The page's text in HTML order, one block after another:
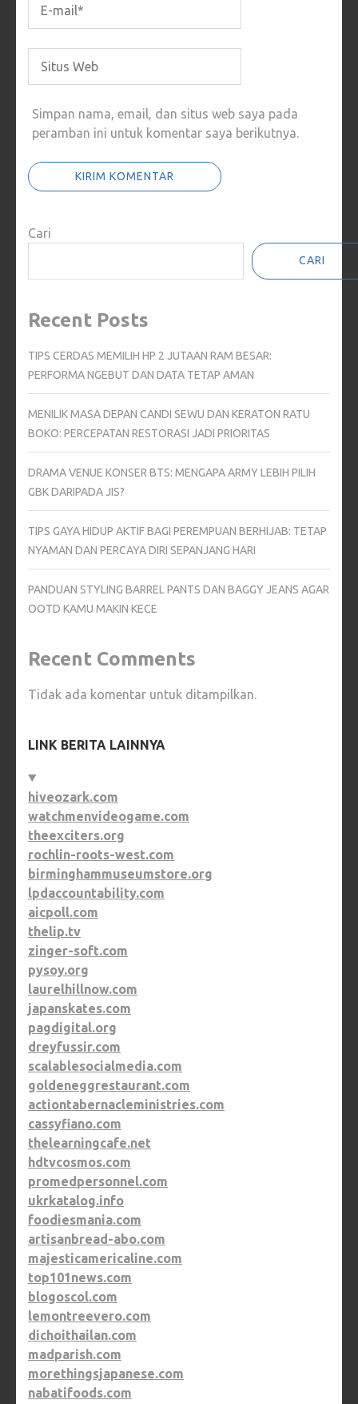
Simpan nama, email, dan situs web saya pada
peramban ini untuk komentar saya berikutnya.
Cari
CARI
Recent Posts
TIPS CERDAS MEMILIH HP 2 JUTAAN RAM BESAR:
PERFORMA NGEBUT DAN DATA TETAP AMAN
MENILIK MASA DEPAN CANDI SEWU DAN KERATON RATU
BOKO: PERCEPATAN RESTORASI JADI PRIORITAS
DRAMA VENUE KONSER BTS: MENGAPA ARMY LEBIH PILIH
GBK DARIPADA JIS?
TIPS GAYA HIDUP AKTIF BAGI PEREMPUAN BERHIJAB: TETAP
NYAMAN DAN PERCAYA DIRI SEPANJANG HARI
PANDUAN STYLING BARREL PANTS DAN BAGGY JEANS AGAR
OOTD KAMU MAKIN KECE
Recent Comments
Tidak ada komentar untuk ditampilkan.
LINK BERITA LAINNYA
hiveozark.com
watchmenvideogame.com
theexciters.org
rochlin-roots-west.com
birminghammuseumstore.org
lpdaccountability.com
aicpoll.com
thelip.tv
zinger-soft.com
pysoy.org
laurelhillnow.com
japanskates.com
pagdigital.org
dreyfussir.com
scalablesocialmedia.com
goldeneggrestaurant.com
actiontabernacleministries.com
cassyfiano.com
thelearningcafe.net
hdtvcosmos.com
promedpersonnel.com
ukrkatalog.info
foodiesmania.com
artisanbread-abo.com
majesticamericaline.com
top101news.com
blogoscol.com
lemontreevero.com
dichoithailan.com
madparish.com
morethingsjapanese.com
nabatifoods.com